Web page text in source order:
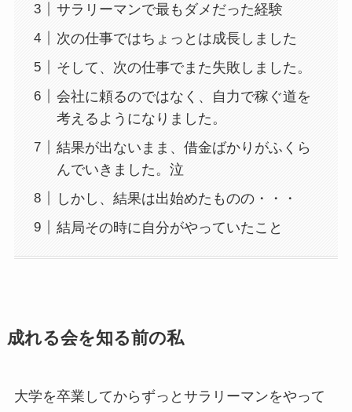
サラリーマンで最もダメだった経験
次の仕事ではちょっとは成長しました
そして、次の仕事でまた失敗しました。
会社に頼るのではなく、自力で稼ぐ道を
考えるようになりました。
結果が出ないまま、借金ばかりがふくら
んでいきました。泣
しかし、結果は出始めたものの・・・
結局その時に自分がやっていたこと
成れる会を知る前の私
大学を卒業してからずっとサラリーマンをやって